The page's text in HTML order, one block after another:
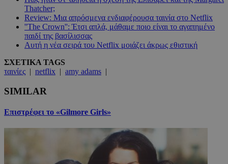
Thatcher;
Review: Μια απρόσμενα ενδιαφέρουσα ταινία στο Netflix
''The Crown'': Έτσι απλά, μάθαμε ποιο είναι το αγαπημένο
παιδί της βασίλισσας
Αυτή η νέα σειρά του Netflix μοιάζει άκρως εθιστική
ΣΧΕΤΙΚΑ TAGS
ταινίες | netflix | amy adams |
SIMILAR
Επιστρέφει το «Gilmore Girls»